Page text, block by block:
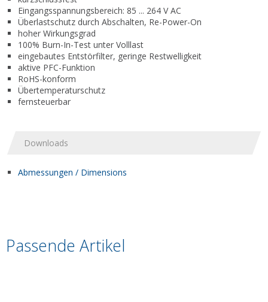
Eingangsspannungsbereich: 85 ... 264 V AC
Überlastschutz durch Abschalten, Re-Power-On
hoher Wirkungsgrad
100% Burn-In-Test unter Volllast
eingebautes Entstörfilter, geringe Restwelligkeit
aktive PFC-Funktion
RoHS-konform
Übertemperaturschutz
fernsteuerbar
Downloads
Abmessungen / Dimensions
Passende Artikel